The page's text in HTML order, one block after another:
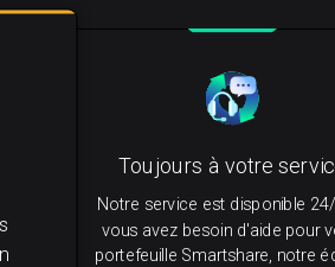
Toujours à votre
Notre service est disponible
vous avez besoin d'aide pour
portefeuille Smartshare, notre